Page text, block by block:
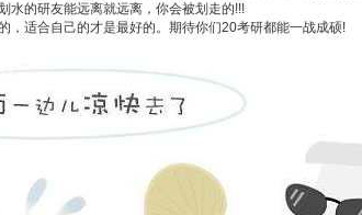
水的研友能远离就远离，你会被划走的!!!
适合自己的才是最好的。期待你们20考研都能一战成硕!